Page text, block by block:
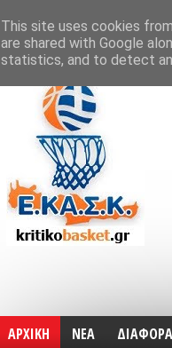
ΑΡΧΙΚΗ ΝΕΑ ΔΙΑΦΟΡΑ
This site uses cookies
are shared with Google
statistics, and to detect